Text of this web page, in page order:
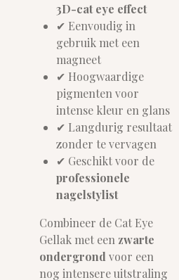
3D-cat eye effect
✔ Eenvoudig in
gebruik met een
magneet
✔ Hoogwaardige
pigmenten voor
intense kleur en glans
✔ Langdurig resultaat
zonder te vervagen
✔ Geschikt voor de
professionele
nagelstylist
Combineer de Cat Eye
Gellak met een zwarte
ondergrond voor een
nog intensere uitstraling